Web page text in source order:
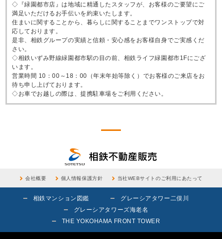
◇『緑園都市店』は地域に精通したスタッフが、お客様のご要望にご
満足いただけるお手伝いを約束いたします。
住まいに関することから、暮らしに関することまでワンストップで対
応しております。
是非、相鉄グループの実績と信頼・安心感をお客様自身でご実感くだ
さい。
◇相鉄いずみ野線緑園都市駅の目の前、相鉄ライフ緑園都市1Fにござ
います。
営業時間 10：00～18：00（年末年始等除く）でお客様のご来店をお
待ち申し上げております。
◇お車でお越しの際は、提携駐車場をご利用ください。
会社概要 個人情報保護方針 当社WEBサイトのご利用にあたって
相鉄マンション図鑑
グレーシアタワー二俣川
グレーシアタワーズ海老名
THE YOKOHAMA FRONT TOWER